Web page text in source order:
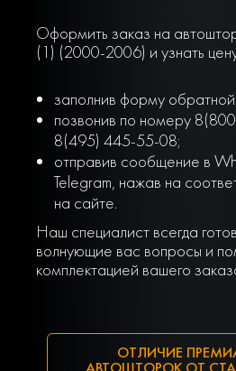
Оформить заказ на
(1) (2000-2006) и узнать
заполнив форму обратной
позвонив по номеру
8(495) 445-55-08;
отправив сообщение в
Telegram, нажав на
на сайте.
Наш специалист всегда
волнующие вас вопросы и
комплектацией вашего
ОТЛИЧИЕ